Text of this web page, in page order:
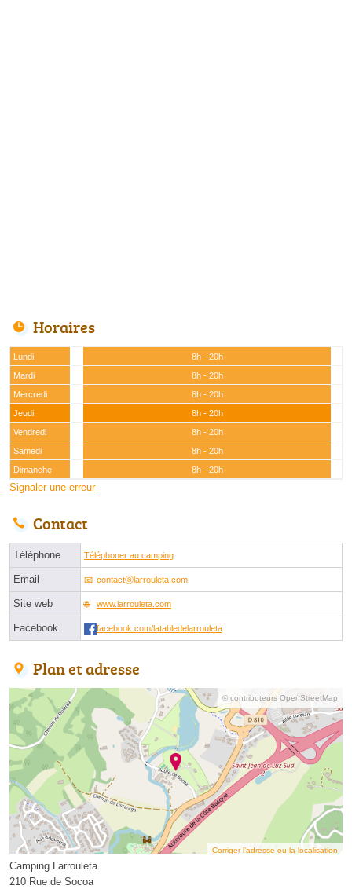
Horaires
Lundi
8h - 20h
Mardi
8h - 20h
Mercredi
8h - 20h
Jeudi
8h - 20h
Vendredi
8h - 20h
Samedi
8h - 20h
Dimanche
8h - 20h
Signaler une erreur
Contact
Téléphone Téléphoner au camping
Email contactⓐlarrouleta.com
Site web www.larrouleta.com
Facebook facebook.com/latabledelarrouleta
Plan et adresse
© contributeurs OpenStreetMap
Corriger l’adresse ou la localisation
Camping Larrouleta
210 Rue de Socoa